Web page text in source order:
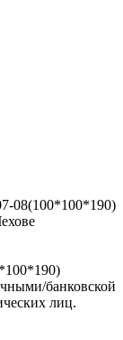
08(100*100*190)
банковской
лиц.